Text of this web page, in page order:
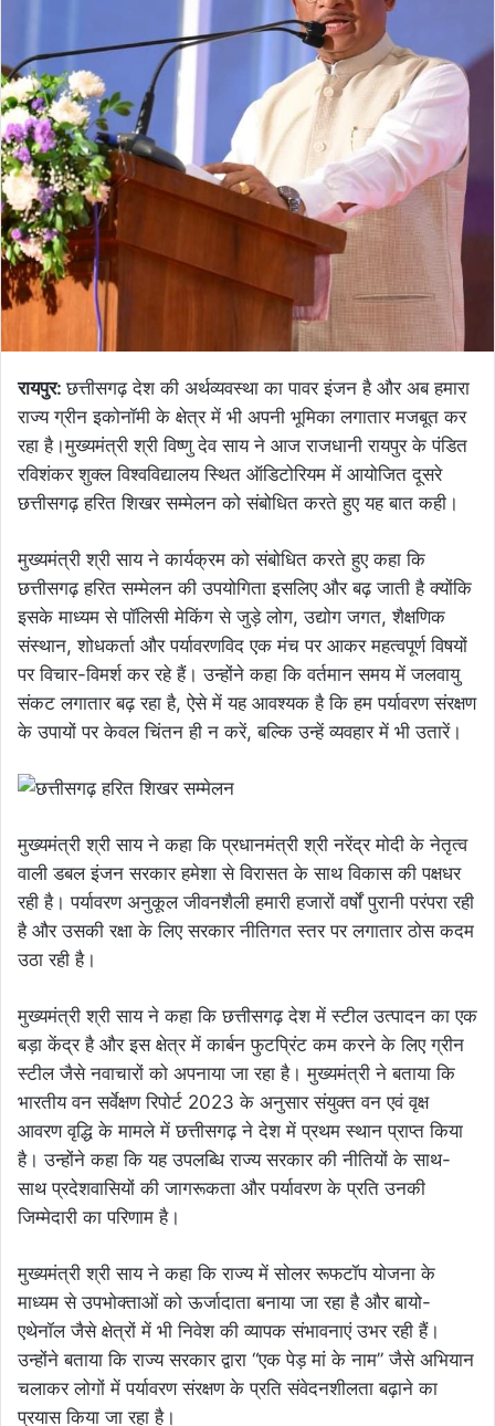
रायपुर:छत्तीसगढ़ देश की अर्थव्यवस्था का पावर इंजन है और अब हमारा
राज्य ग्रीन इकोनॉमी के क्षेत्र में भी अपनी भूमिका लगातार मजबूत कर
रहा है।मुख्यमंत्री श्री विष्णु देव साय ने आज राजधानी रायपुर के पंडित
रविशंकर शुक्ल विश्वविद्यालय स्थित ऑडिटोरियम में आयोजित दूसरे
छत्तीसगढ़ हरित शिखर सम्मेलन को संबोधित करते हुए यह बात कही।
मुख्यमंत्री श्री साय ने कार्यक्रम को संबोधित करते हुए कहा कि
छत्तीसगढ़ हरित सम्मेलन की उपयोगिता इसलिए और बढ़ जाती है क्योंकि
इसके माध्यम से पॉलिसी मेकिंग से जुड़े लोग, उद्योग जगत, शैक्षणिक
संस्थान, शोधकर्ता और पर्यावरणविद एक मंच पर आकर महत्वपूर्ण विषयों
पर विचार-विमर्श कर रहे हैं। उन्होंने कहा कि वर्तमान समय में जलवायु
संकट लगातार बढ़ रहा है, ऐसे में यह आवश्यक है कि हम पर्यावरण संरक्षण
के उपायों पर केवल चिंतन ही न करें, बल्कि उन्हें व्यवहार में भी उतारें।
मुख्यमंत्री श्री साय ने कहा कि प्रधानमंत्री श्री नरेंद्र मोदी के नेतृत्व
वाली डबल इंजन सरकार हमेशा से विरासत के साथ विकास की पक्षधर
रही है। पर्यावरण अनुकूल जीवनशैली हमारी हजारों वर्षों पुरानी परंपरा रही
है और उसकी रक्षा के लिए सरकार नीतिगत स्तर पर लगातार ठोस कदम
उठा रही है।
मुख्यमंत्री श्री साय ने कहा कि छत्तीसगढ़ देश में स्टील उत्पादन का एक
बड़ा केंद्र है और इस क्षेत्र में कार्बन फुटप्रिंट कम करने के लिए ग्रीन
स्टील जैसे नवाचारों को अपनाया जा रहा है। मुख्यमंत्री ने बताया कि
भारतीय वन सर्वेक्षण रिपोर्ट 2023 के अनुसार संयुक्त वन एवं वृक्ष
आवरण वृद्धि के मामले में छत्तीसगढ़ ने देश में प्रथम स्थान प्राप्त किया
है। उन्होंने कहा कि यह उपलब्धि राज्य सरकार की नीतियों के साथ-
साथ प्रदेशवासियों की जागरूकता और पर्यावरण के प्रति उनकी
जिम्मेदारी का परिणाम है।
मुख्यमंत्री श्री साय ने कहा कि राज्य में सोलर रूफटॉप योजना के
माध्यम से उपभोक्ताओं को ऊर्जादाता बनाया जा रहा है और बायो-
एथेनॉल जैसे क्षेत्रों में भी निवेश की व्यापक संभावनाएं उभर रही हैं।
उन्होंने बताया कि राज्य सरकार द्वारा “एक पेड़ मां के नाम” जैसे अभियान
चलाकर लोगों में पर्यावरण संरक्षण के प्रति संवेदनशीलता बढ़ाने का
प्रयास किया जा रहा है।